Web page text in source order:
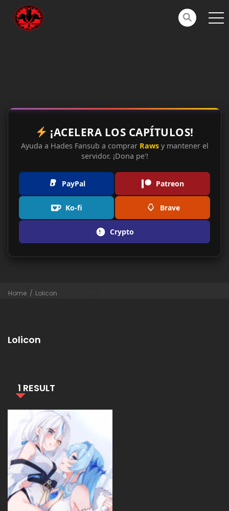
¡ACELERA LOS CAPÍTULOS!
Ayuda a Hades Fansub a comprar Rawsy mantener el
servidor. ¡Dona pe'!
PayPal Patreon
Ko-fi Brave
Crypto
Home Lolicon
Lolicon
1 RESULT